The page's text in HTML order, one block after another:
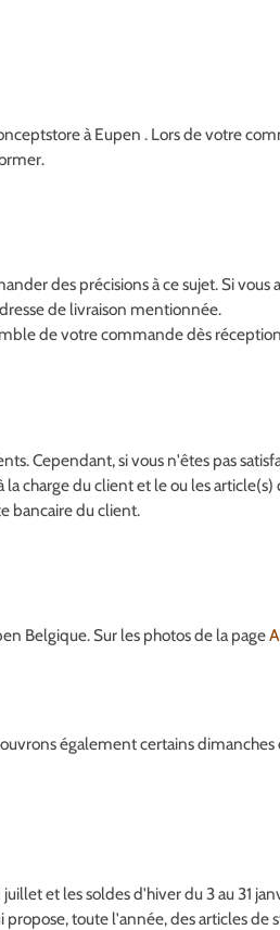
à Eupen . Lors de votre
des précisions à ce sujet. Si
de livraison mentionnée.
de votre commande dès
Cependant, si vous n'êtes pas
la charge du client et le ou les
bancaire du client.
Belgique. Sur les photos de la page
également certains
et les soldes d'hiver du 3 au 31
propose, toute l'année, des articles de